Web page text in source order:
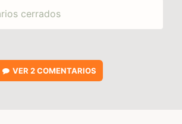
cerrados
VER2 COMENTARIOS